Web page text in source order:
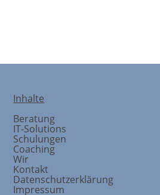
Inhalte
Beratung
IT-Solutions
Schulungen
Coaching
Wir
Kontakt
Datenschutzerklärung
Impressum